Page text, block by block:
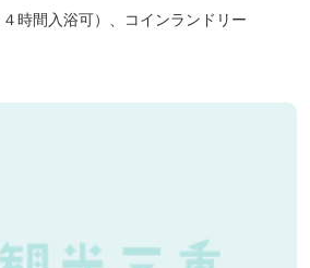
時間入浴可）、コインランドリー